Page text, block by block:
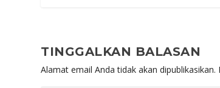
TINGGALKAN BALASAN
Alamat email Anda tidak akan dipublikasikan.